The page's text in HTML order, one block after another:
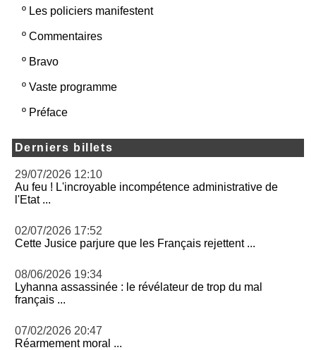
º Les policiers manifestent
º Commentaires
º Bravo
º Vaste programme
º Préface
Derniers billets
29/07/2026 12:10
Au feu ! L'incroyable incompétence administrative de
l'Etat ...
02/07/2026 17:52
Cette Jusice parjure que les Français rejettent ...
08/06/2026 19:34
Lyhanna assassinée : le révélateur de trop du mal
français ...
07/02/2026 20:47
Réarmement moral ...